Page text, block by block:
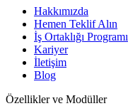
Hakkımızda
Hemen Teklif Alın
İş Ortaklığı Programı
Kariyer
İletişim
Blog
Özellikler ve Modüller